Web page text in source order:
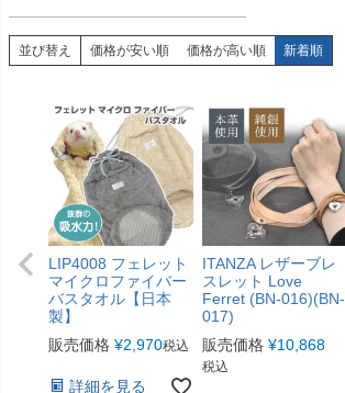
並び替え 価格が安い順 価格が高い順 新着順
LIP4008 フェレット
マイクロファイバー
バスタオル【日本
製】
販売価格 ¥2,970税込
詳細を見る
ITANZA レザーブレ
スレット Love
Ferret (BN-016)(BN-
017)
販売価格 ¥10,868
税込